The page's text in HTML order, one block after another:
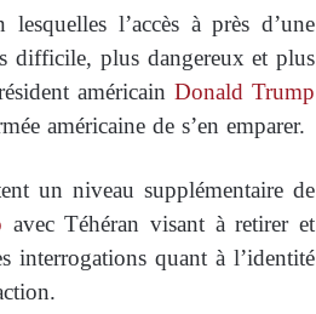
l’accès à près d’une
difficile, plus dangereux et plus
américainDonald Trump
américaine de s’en emparer.
un niveau supplémentaire de
avec Téhéran visant à retirer et
interrogations quant à l’identité